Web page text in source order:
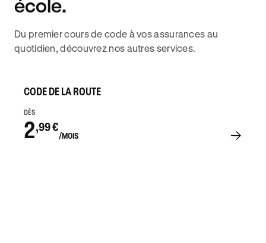
école.
Du premier cours de code à vos assurances au
quotidien, découvrez nos autres services.
CODE DE LA ROUTE
DÈS
2,99 €
/MOIS